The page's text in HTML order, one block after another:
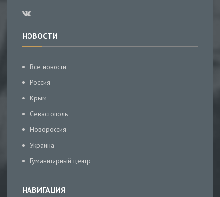
НОВОСТИ
Все новости
Россия
Крым
Севастополь
Новороссия
Украина
Гуманитарный центр
НАВИГАЦИЯ